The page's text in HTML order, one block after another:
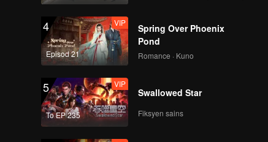
4
Episod 21
VIP
Spring Over Phoenix
Pond
Romance · Kuno
5
To EP 235
VIP
Swallowed Star
Fiksyen sains